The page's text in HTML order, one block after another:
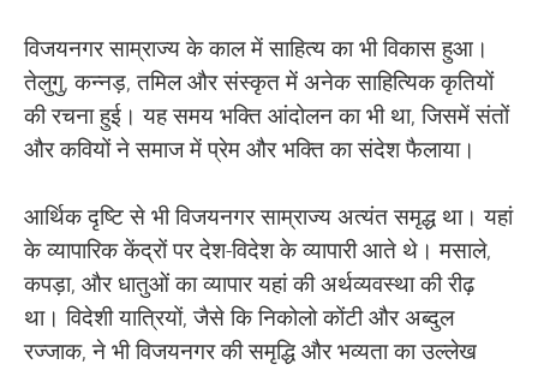
विजयनगर साम्राज्य के काल में साहित्य का भी विकास हुआ।
तेलुगु, कन्नड़, तमिल और संस्कृत में अनेक साहित्यिक कृतियों
की रचना हुई। यह समय भक्ति आंदोलन का भी था, जिसमें संतों
और कवियों ने समाज में प्रेम और भक्ति का संदेश फैलाया।
आर्थिक दृष्टि से भी विजयनगर साम्राज्य अत्यंत समृद्ध था। यहां
के व्यापारिक केंद्रों पर देश-विदेश के व्यापारी आते थे। मसाले,
कपड़ा, और धातुओं का व्यापार यहां की अर्थव्यवस्था की रीढ़
था। विदेशी यात्रियों, जैसे कि निकोलो कोंटी और अब्दुल
रज्जाक, ने भी विजयनगर की समृद्धि और भव्यता का उल्लेख